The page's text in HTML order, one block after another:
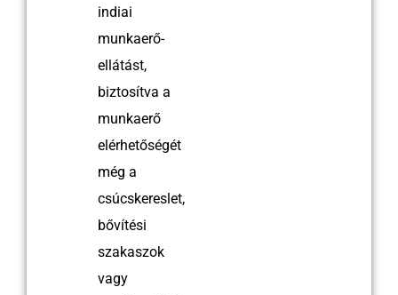
indiai
munkaerő-
ellátást,
biztosítva a
munkaerő
elérhetőségét
még a
csúcskereslet,
bővítési
szakaszok
vagy